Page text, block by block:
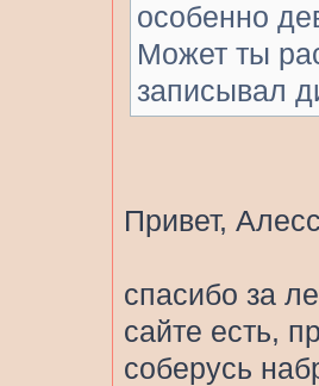
особенно
Может ты
записывал
Привет,
спасибо за
сайте есть,
соберусь